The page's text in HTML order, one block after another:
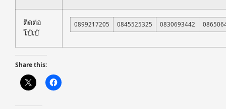
ติดต่อ
โบ๊เบ๊
0899217205 0845525325 0830693442
Share this: